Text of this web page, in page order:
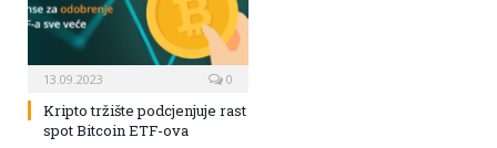
13.09.2023 0
Kripto tržište podcjenjuje rast
spot Bitcoin ETF-ova